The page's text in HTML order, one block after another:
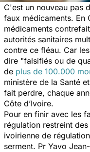
C'est un nouveau pas
faux médicaments. En
médicaments
autorités sanitaires
contre ce fléau. Car
dire "falsifiés ou de
de plus de 100.000
ministère de la Santé
fait perdre, chaque
Côte d’Ivoire.
Pour en finir avec les
régulation restreint
ivoirienne de
serment. Pr Yavo